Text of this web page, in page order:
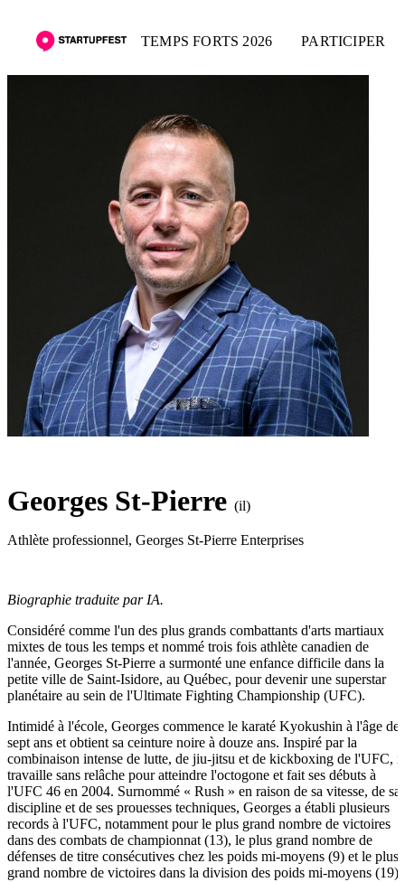
TEMPS FORTS 2026 PARTICIPER
Georges St-Pierre (il)
Athlète professionnel, Georges St-Pierre Enterprises
Biographie traduite par IA.
Considéré comme l'un des plus grands combattants d'arts martiaux
mixtes de tous les temps et nommé trois fois athlète canadien de
l'année, Georges St-Pierre a surmonté une enfance difficile dans la
petite ville de Saint-Isidore, au Québec, pour devenir une superstar
planétaire au sein de l'Ultimate Fighting Championship (UFC).
Intimidé à l'école, Georges commence le karaté Kyokushin à l'âge de
sept ans et obtient sa ceinture noire à douze ans. Inspiré par la
combinaison intense de lutte, de jiu-jitsu et de kickboxing de l'UFC, il
travaille sans relâche pour atteindre l'octogone et fait ses débuts à
l'UFC 46 en 2004. Surnommé « Rush » en raison de sa vitesse, de sa
discipline et de ses prouesses techniques, Georges a établi plusieurs
records à l'UFC, notamment pour le plus grand nombre de victoires
dans des combats de championnat (13), le plus grand nombre de
défenses de titre consécutives chez les poids mi-moyens (9) et le plus
grand nombre de victoires dans la division des poids mi-moyens (19).